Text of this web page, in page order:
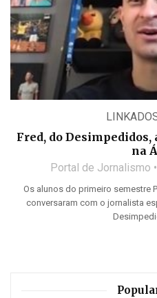
Fred, do
na
Portal de Jornalismo
Os alunos do primeiro semestre
conversaram com o jornalista